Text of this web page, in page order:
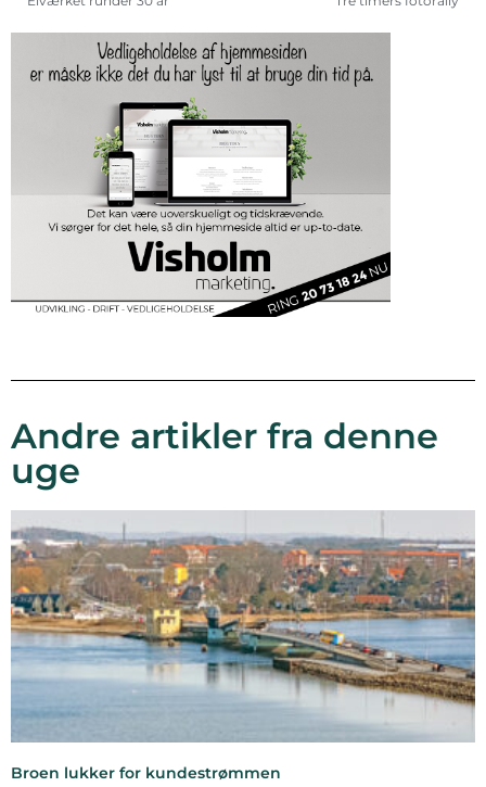
Andre artikler fra denne
uge
Broen lukker for kundestrømmen